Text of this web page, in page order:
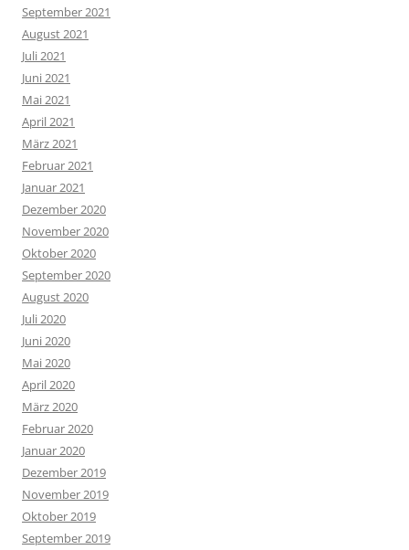
September 2021
August 2021
Juli 2021
Juni 2021
Mai 2021
April 2021
März 2021
Februar 2021
Januar 2021
Dezember 2020
November 2020
Oktober 2020
September 2020
August 2020
Juli 2020
Juni 2020
Mai 2020
April 2020
März 2020
Februar 2020
Januar 2020
Dezember 2019
November 2019
Oktober 2019
September 2019